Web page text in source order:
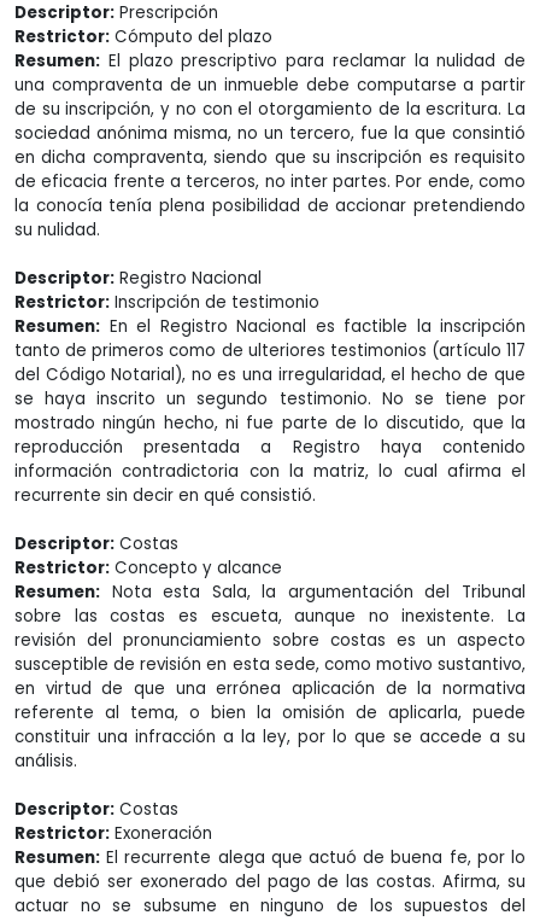
Descriptor: Prescripción
Restrictor: Cómputo del plazo
Resumen: El plazo prescriptivo para reclamar la nulidad de
una compraventa de un inmueble debe computarse a partir
de su inscripción, y no con el otorgamiento de la escritura. La
sociedad anónima misma, no un tercero, fue la que consintió
en dicha compraventa, siendo que su inscripción es requisito
de eficacia frente a terceros, no inter partes. Por ende, como
la conocía tenía plena posibilidad de accionar pretendiendo
su nulidad.
Descriptor: Registro Nacional
Restrictor: Inscripción de testimonio
Resumen: En el Registro Nacional es factible la inscripción
tanto de primeros como de ulteriores testimonios (artículo 117
del Código Notarial), no es una irregularidad, el hecho de que
se haya inscrito un segundo testimonio. No se tiene por
mostrado ningún hecho, ni fue parte de lo discutido, que la
reproducción presentada a Registro haya contenido
información contradictoria con la matriz, lo cual afirma el
recurrente sin decir en qué consistió.
Descriptor: Costas
Restrictor: Concepto y alcance
Resumen: Nota esta Sala, la argumentación del Tribunal
sobre las costas es escueta, aunque no inexistente. La
revisión del pronunciamiento sobre costas es un aspecto
susceptible de revisión en esta sede, como motivo sustantivo,
en virtud de que una errónea aplicación de la normativa
referente al tema, o bien la omisión de aplicarla, puede
constituir una infracción a la ley, por lo que se accede a su
análisis.
Descriptor: Costas
Restrictor: Exoneración
Resumen: El recurrente alega que actuó de buena fe, por lo
que debió ser exonerado del pago de las costas. Afirma, su
actuar no se subsume en ninguno de los supuestos del